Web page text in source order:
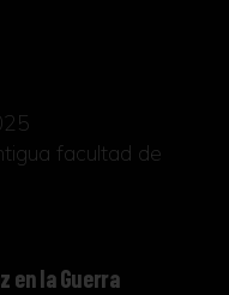
facultad de
en la Guerra